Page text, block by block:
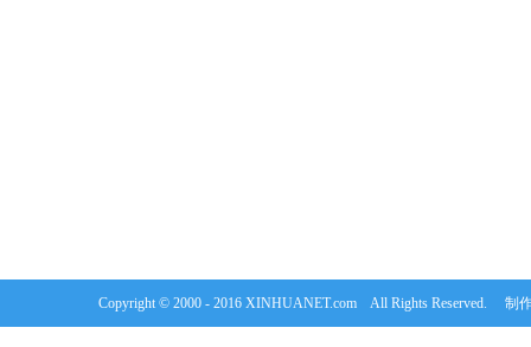
Copyright © 2000 - 2016 XINHUANET.com All Rights Reserved. 制